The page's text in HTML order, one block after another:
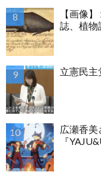
【画像
誌、植物
立憲民
広瀬香
『